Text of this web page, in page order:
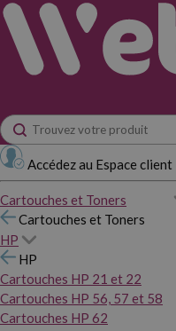
Accédez au Espace client
Cartouches et Toners
Cartouches et Toners
HP
HP
Cartouches HP 21 et 22
Cartouches HP 56, 57 et 58
Cartouches HP 62